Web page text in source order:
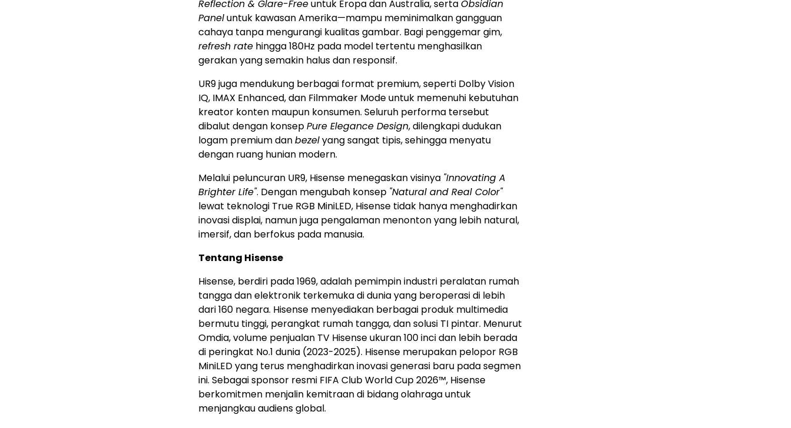
Reflection & Glare-Freeuntuk Eropa dan Australia, sertaObsidian
Paneluntuk kawasan Amerika—mampu meminimalkan gangguan
cahaya tanpa mengurangi kualitas gambar. Bagi penggemar gim,
refresh rate hingga 180Hz pada model tertentu menghasilkan
gerakan yang semakin halus dan responsif.
UR9 juga mendukung berbagai format premium, seperti Dolby Vision
IQ, IMAX Enhanced, dan Filmmaker Mode untuk memenuhi kebutuhan
kreator konten maupun konsumen. Seluruh performa tersebut
dibalut dengan konsepPure Elegance Design, dilengkapi dudukan
logam premium danbezelyang sangat tipis, sehingga menyatu
dengan ruang hunian modern.
Melalui peluncuran UR9, Hisense menegaskan visinya "Innovating A
Brighter Life". Dengan mengubah konsep "Natural and Real Color"
lewat teknologi True RGB MiniLED, Hisense tidak hanya menghadirkan
inovasi displai, namun juga pengalaman menonton yang lebih natural,
imersif, dan berfokus pada manusia.
Tentang Hisense
Hisense, berdiri pada 1969, adalah pemimpin industri peralatan rumah
tangga dan elektronik terkemuka di dunia yang beroperasi di lebih
dari 160 negara. Hisense menyediakan berbagai produk multimedia
bermutu tinggi, perangkat rumah tangga, dan solusi TI pintar. Menurut
Omdia, volume penjualan TV Hisense ukuran 100 inci dan lebih berada
di peringkat No.1 dunia (2023-2025). Hisense merupakan pelopor RGB
MiniLED yang terus menghadirkan inovasi generasi baru pada segmen
ini. Sebagai sponsor resmi FIFA Club World Cup 2026™, Hisense
berkomitmen menjalin kemitraan di bidang olahraga untuk
menjangkau audiens global.